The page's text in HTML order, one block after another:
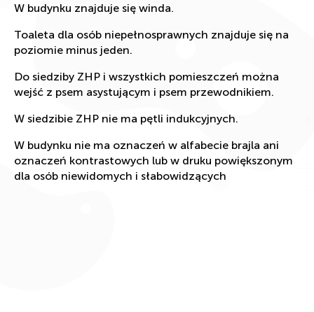
W budynku znajduje się winda.
Toaleta dla osób niepełnosprawnych znajduje się na
poziomie minus jeden.
Do siedziby ZHP i wszystkich pomieszczeń można
wejść z psem asystującym i psem przewodnikiem.
W siedzibie ZHP nie ma pętli indukcyjnych.
W budynku nie ma oznaczeń w alfabecie brajla ani
oznaczeń kontrastowych lub w druku powiększonym
dla osób niewidomych i słabowidzących